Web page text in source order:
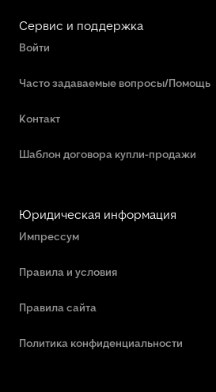
Сервис и поддержка
Войти
Часто задаваемые вопросы/Помощь
Контакт
Шаблон договора купли-продажи
Юридическая информация
Импрессум
Правила и условия
Правила сайта
Политика конфиденциальности